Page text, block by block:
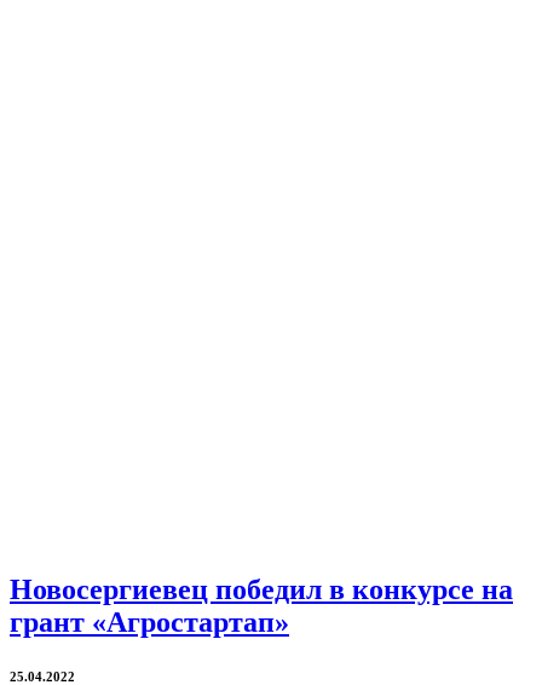
Новосергиевец победил в конкурсе на
грант «Агростартап»
25.04.2022